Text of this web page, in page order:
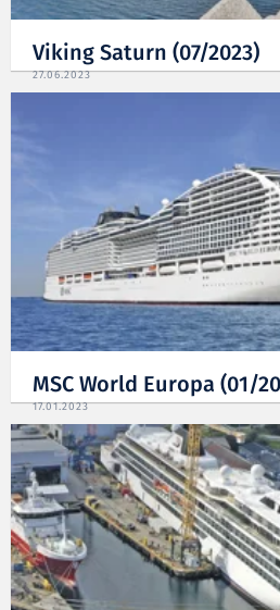
Viking Saturn (07/2023)
27.06.2023
MSC World Europa (01/
17.01.2023